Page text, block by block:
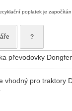
poplatek je
?
převodovky
vhodný pro traktory